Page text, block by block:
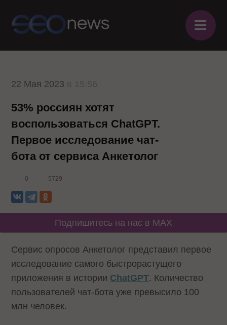
≡
22 Мая 2023
53% россиян хотят
воспользоваться ChatGPT.
Первое исследование чат-
бота от сервиса Анкетолог
0 5729
Подпишитесь на нас в MAX
Сервис опросов Анкетолог представил первое
исследование самого быстрорастущего
приложения в истории ChatGPT. Количество
пользователей чат-бота уже превысило 100
млн человек.